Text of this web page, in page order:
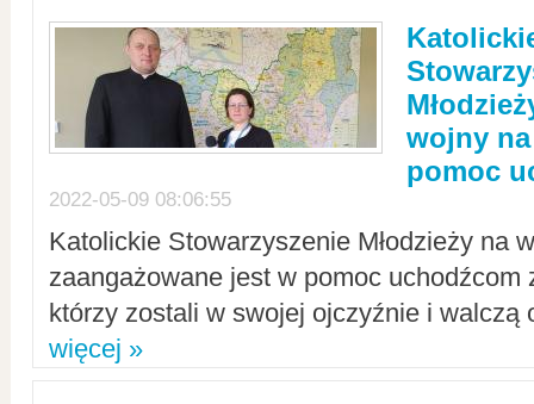
wojny
pomoc
2022-05-09 08:06:55
Katolickie Stowarzyszenie Młodzieży na
zaangażowane jest w pomoc uchodźcom
którzy zostali w swojej ojczyźnie i walczą
więcej »